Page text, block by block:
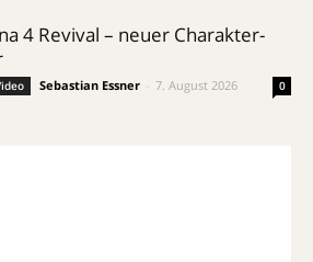
4 Revival – neuer Charakter-
Sebastian Essner 7. August 2026 0